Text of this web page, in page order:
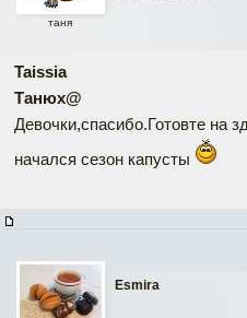
таня
Taissia
Танюх@
Девочки,спасибо.Готовте на
начался сезон капусты
Esmira